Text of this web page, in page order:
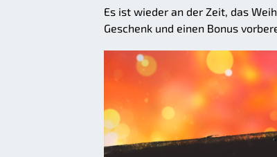
Es ist wieder an der Zeit, das
Geschenk und einen Bonus